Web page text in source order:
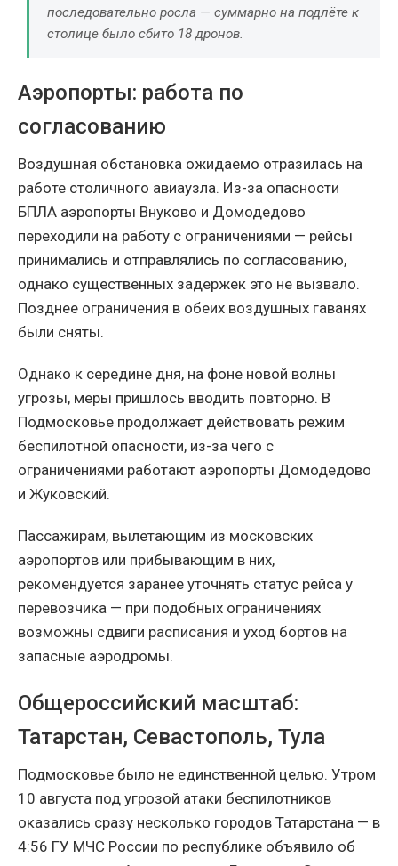
последовательно росла — суммарно на подлёте к
столице было сбито 18 дронов.
Аэропорты: работа по
согласованию
Воздушная обстановка ожидаемо отразилась на
работе столичного авиаузла. Из-за опасности
БПЛА аэропорты Внуково и Домодедово
переходили на работу с ограничениями — рейсы
принимались и отправлялись по согласованию,
однако существенных задержек это не вызвало.
Позднее ограничения в обеих воздушных гаванях
были сняты.
Однако к середине дня, на фоне новой волны
угрозы, меры пришлось вводить повторно. В
Подмосковье продолжает действовать режим
беспилотной опасности, из-за чего с
ограничениями работают аэропорты Домодедово
и Жуковский.
Пассажирам, вылетающим из московских
аэропортов или прибывающим в них,
рекомендуется заранее уточнять статус рейса у
перевозчика — при подобных ограничениях
возможны сдвиги расписания и уход бортов на
запасные аэродромы.
Общероссийский масштаб:
Татарстан, Севастополь, Тула
Подмосковье было не единственной целью. Утром
10 августа под угрозой атаки беспилотников
оказались сразу несколько городов Татарстана — в
4:56 ГУ МЧС России по республике объявило об